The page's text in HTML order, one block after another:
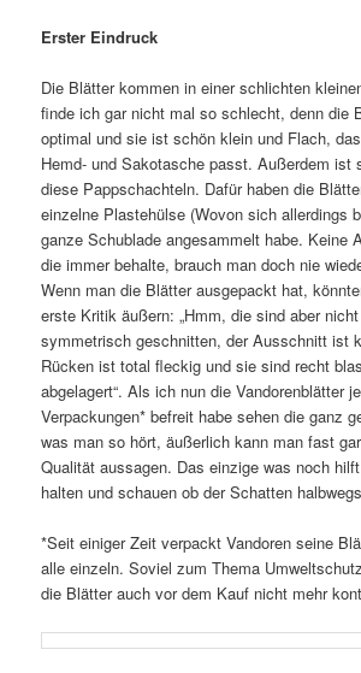
Erster Eindruck
Die Blätter kommen in einer schlichten
finde ich gar nicht mal so schlecht, denn die
optimal und sie ist schön klein und Flach,
Hemd- und Sakotasche passt. Außerdem ist
diese Pappschachteln. Dafür haben die
einzelne Plastehülse (Wovon sich allerdings
ganze Schublade angesammelt habe. Keine
die immer behalte, brauch man doch nie
Wenn man die Blätter ausgepackt hat,
erste Kritik äußern: „Hmm, die sind aber
symmetrisch geschnitten, der Ausschnitt ist
Rücken ist total fleckig und sie sind recht
abgelagert“. Als ich nun die Vandorenblätter
Verpackungen* befreit habe sehen die ganz
was man so hört, äußerlich kann man fast
Qualität aussagen. Das einzige was noch
halten und schauen ob der Schatten
*Seit einiger Zeit verpackt Vandoren seine
alle einzeln. Soviel zum Thema
die Blätter auch vor dem Kauf nicht mehr